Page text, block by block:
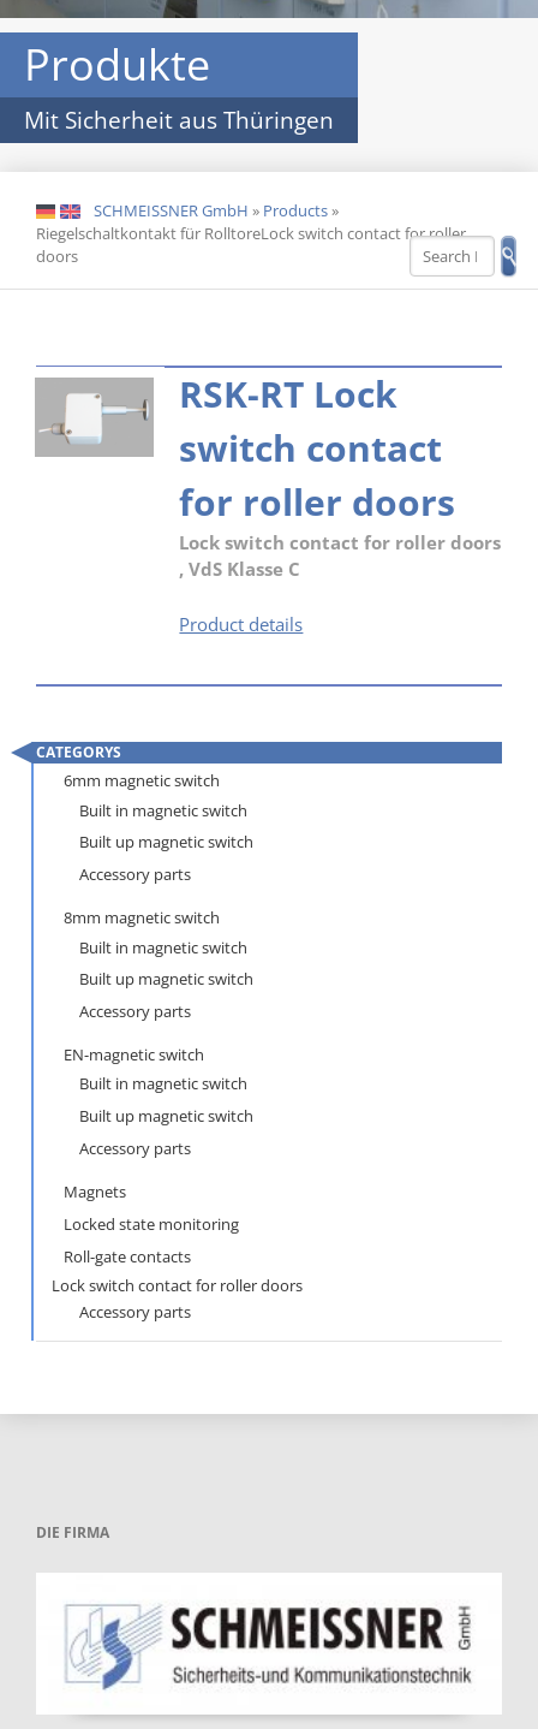
Produkte
Mit Sicherheit aus Thüringen
DE EN SCHMEISSNER GmbH » Products»
Riegelschaltkontakt für RolltoreLock switch contact for roller
doors
RSK-RT Lock
switch contact
for roller doors
Lock switch contact for roller doors
, VdS Klasse C
Product detailsRSK-
CATEGORYS
Skip
navigation
6mm magnetic switch
Built in magnetic switch
Built up magnetic switch
Accessory parts
8mm magnetic switch
Built in magnetic switch
Built up magnetic switch
Accessory parts
EN-magnetic switch
Built in magnetic switch
Built up magnetic switch
Accessory parts
Magnets
Locked state monitoring
Roll-gate contacts
Lock switch contact for roller doors
Accessory parts
DIE FIRMA